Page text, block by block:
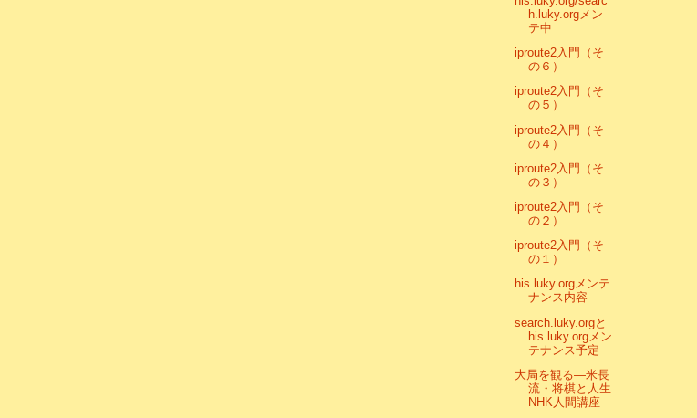
h.luky.orgメン
テ中
iproute2入門（そ
の６）
iproute2入門（そ
の５）
iproute2入門（そ
の４）
iproute2入門（そ
の３）
iproute2入門（そ
の２）
iproute2入門（そ
の１）
his.luky.orgメンテ
ナンス内容
search.luky.orgと
his.luky.orgメン
テナンス予定
大局を観る―米長
流・将棋と人生
NHK人間講座